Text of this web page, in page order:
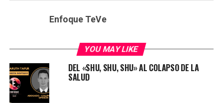
Enfoque TeVe
YOU MAY LIKE
DEL «SHU, SHU, SHU» AL COLAPSO DE LA
SALUD